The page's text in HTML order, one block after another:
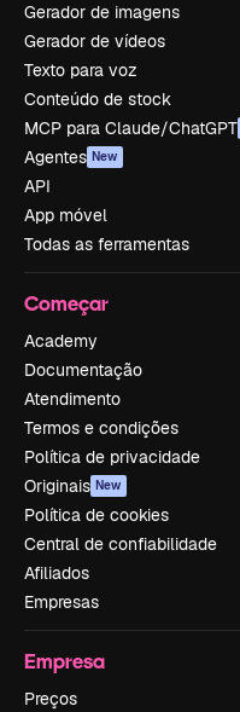
Gerador de imagens
Gerador de vídeos
Texto para voz
Conteúdo de stock
MCP para Claude/ChatGPT
Agentes New
API
App móvel
Todas as ferramentas
Começar
Academy
Documentação
Atendimento
Termos e condições
Política de privacidade
Originais New
Política de cookies
Central de confiabilidade
Afiliados
Empresas
Empresa
Preços